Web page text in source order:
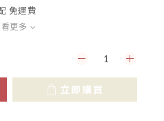
免運費
更多
立即購買